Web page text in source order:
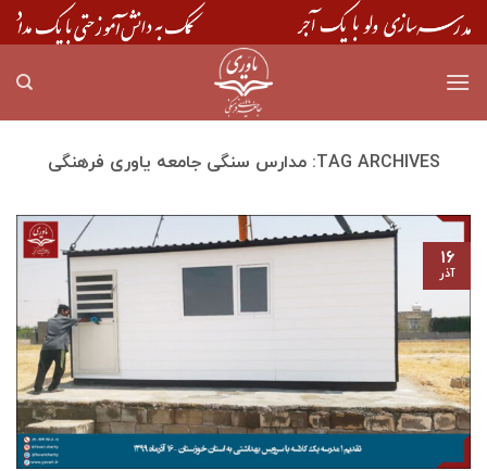
Skip
to
TAG ARCHIVES: مدارس سنگی جامعه یاوری فرهنگی
۱۶
آذر